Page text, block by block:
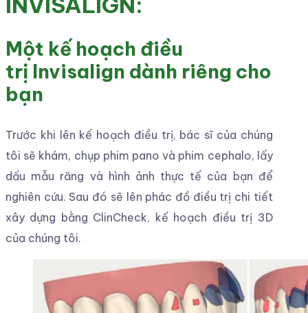
Một kế hoạch điều
trị Invisalign dành riêng cho
bạn
Trước khi lên kế hoạch điều trị, bác sĩ của chúng
tôi sẽ khám, chụp phim pano và phim cephalo, lấy
dấu mẫu răng và hình ảnh thực tế của bạn để
nghiên cứu. Sau đó sẽ lên phác đồ điều trị chi tiết
xây dựng bằng ClinCheck, kế hoạch điều trị 3D
của chúng tôi.